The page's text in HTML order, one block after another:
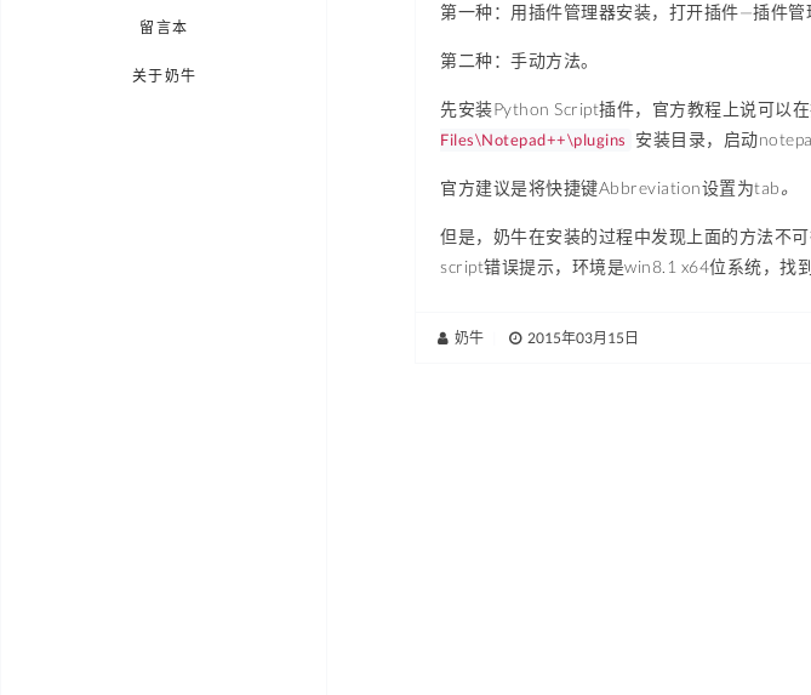
留言本
关于奶牛
第一种：用插件管理器安装，打开插件—插件
第二种：手动方法。
先安装Python Script插件，官方教程上说可以
Files\Notepad++\plugins
安装目录，启动
官方建议是将快捷键Abbreviation设置为tab。
但是，奶牛在安装的过程中发现上面的方法不
script错误提示，环境是win8.1 x64位系统，找
奶牛 2015年03月15日